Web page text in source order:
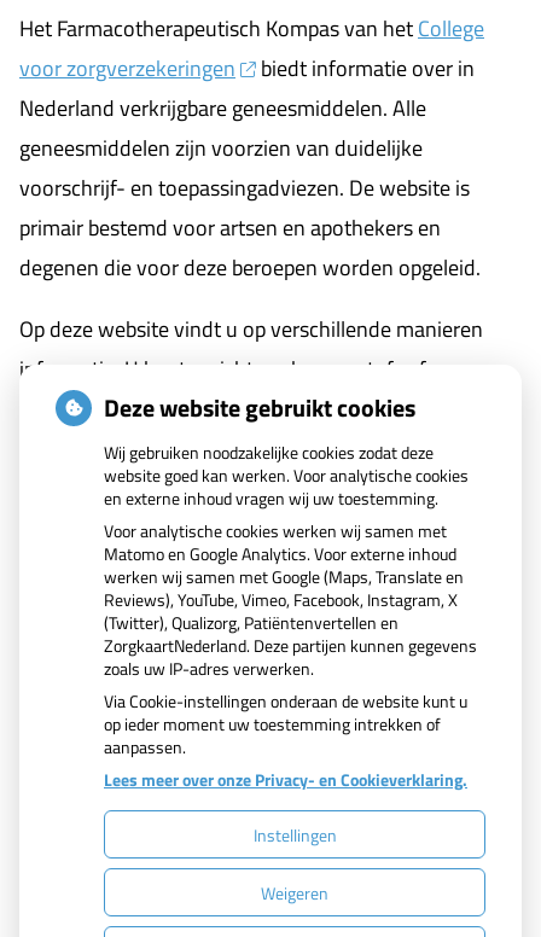
Farmacotherapeutisch
Kompas
Het Farmacotherapeutisch Kompas van hetCollege
voor zorgverzekeringen
biedt informatie over in
Nederland verkrijgbare geneesmiddelen. Alle
geneesmiddelen zijn voorzien van duidelijke
voorschrijf- en toepassingadviezen. De website is
primair bestemd voor artsen en apothekers en
degenen die voor deze beroepen worden opgeleid.
Op deze website vindt u op verschillende manieren
informatie. U kunt gericht zoeken op stof- of
merknamen van geneesmiddelen of op
indicaties/diagnoses. U kunt zoeken in specifieke
geneesmiddelenteksten of in achtergrondinformatie.
Ga naar het
Farmacotherapeutisch Kompas
Uw Zorg Online|Beheer
Bezoek
onze
Deze website gebruikt cookies
Wij gebruiken noodzakelijke cookies zodat deze
website goed kan werken. Voor analytische cookies
en externe inhoud vragen wij uw toestemming.
Voor analytische cookies werken wij samen met
Matomo en Google Analytics. Voor externe inhoud
werken wij samen met Google (Maps, Translate en
Reviews), YouTube, Vimeo, Facebook, Instagram, X
(Twitter), Qualizorg, Patiëntenvertellen en
ZorgkaartNederland. Deze partijen kunnen gegevens
zoals uw IP-adres verwerken.
Via Cookie-instellingen onderaan de website kunt u
op ieder moment uw toestemming intrekken of
aanpassen.
Lees meer over onze Privacy- en Cookieverklaring.
Instellingen
Weigeren